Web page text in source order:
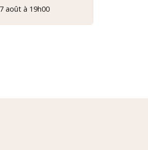
août à 19h00